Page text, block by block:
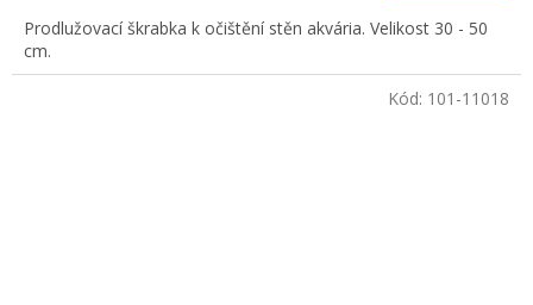
Prodlužovací škrabka k očištění stěn akvária. Velikost 30 - 50
cm.
Kód: 101-11018